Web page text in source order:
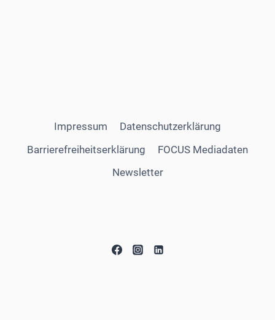
Impressum
Datenschutzerklärung
Barrierefreiheitserklärung
FOCUS Mediadaten
Newsletter